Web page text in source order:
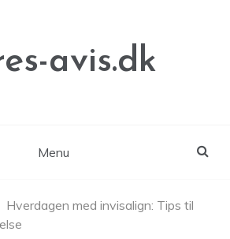
avis.dk
Menu
Hverdagen med invisalign: Tips til